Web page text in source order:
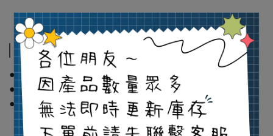
規格以原廠為主
●支援電視錄影，可以同時錄製和播放節目與影片
●提供4TB 大容量選擇
●一鍵備份功能，只要輕輕的one touch，即可自動備份檔案